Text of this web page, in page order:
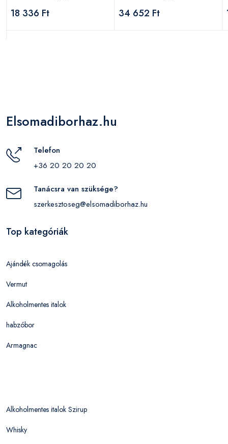
18 336 Ft 34 652 Ft
Elsomadiborhaz.hu
Telefon
+36 20 20 20 20
Tanácsra van szüksége?
szerkesztoseg@elsomadiborhaz.hu
Top kategóriák
Ajándék csomagolás
Vermut
Alkoholmentes italok
habzóbor
Armagnac
Alkoholmentes italok Szirup
Whisky